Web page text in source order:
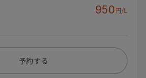
950円/L
予約する